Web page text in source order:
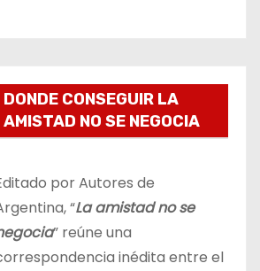
DONDE CONSEGUIR LA
AMISTAD NO SE NEGOCIA
por Autores de
“La amistad no se
” reúne una
inédita entre el